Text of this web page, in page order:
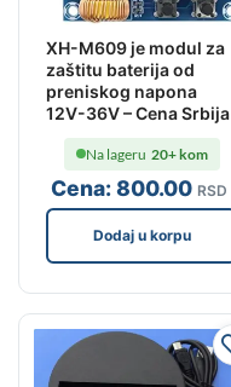
XH-M609 je modul za
zaštitu baterija od
preniskog napona
12V-36V – Cena Srbija
Cena:800.00 RSD
Na lageru 20+ kom
Dodaj u korpu